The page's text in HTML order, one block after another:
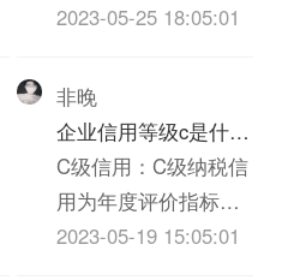
质检、实验员岗位上
重要，一下根据我的
经历和体会，谈谈我
对质量的看法，不当
之处请大家批评指正!
质量管理是企业发展
2023-05-25 18:05:01
非晚
企业信用等级c是什么
意思
C级信用：C级纳税信
用为年度评价指标得
分40分以上不满70分
2023-05-19 15:05:01